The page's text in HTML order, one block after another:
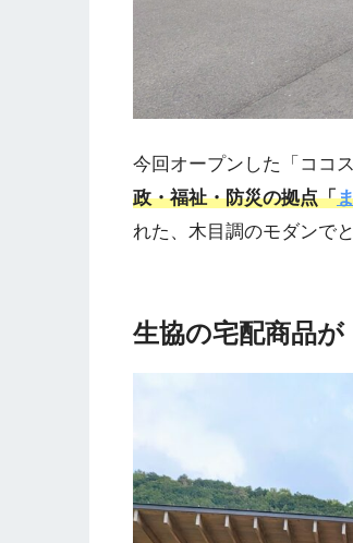
今回オープンした「ココ
政・福祉・防災の拠点「
れた、木目調のモダンで
生協の宅配商品が